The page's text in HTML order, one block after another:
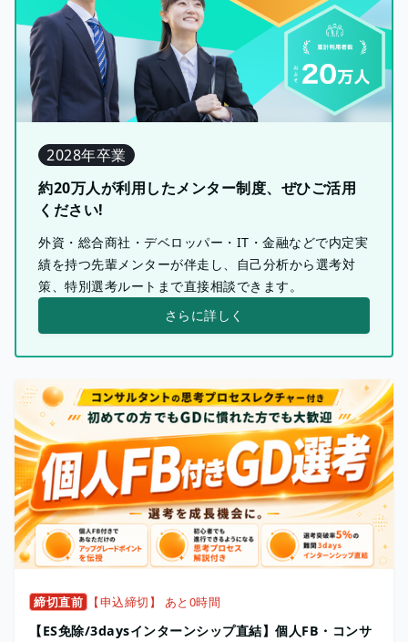
2028年卒業
約20万人が利用したメンター制度、ぜひご活用
ください!
外資・総合商社・デベロッパー・IT・金融などで内定実
績を持つ先輩メンターが伴走し、自己分析から選考対
策、特別選考ルートまで直接相談できます。
さらに詳しく
締切直前 【申込締切】 あと0時間
【ES免除/3daysインターンシップ直結】個人FB・コンサ